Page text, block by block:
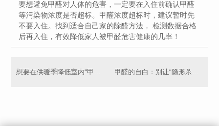
要想避免甲醛对人体的危害，一定要在入住前确认甲醛
等污染物浓度是否超标。甲醛浓度超标时，建议暂时先
不要入住。找到适合自己家的除醛方法， 检测数据合格
后再入住，有效降低家人被甲醛危害健康的几率！